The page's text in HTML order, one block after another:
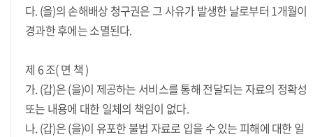
다. (을)의 손해배상 청구권은 그 사유가 발생한 날로부터 1개월이
경과한 후에는 소멸된다.
제 6 조( 면 책 )
가. (갑)은 (을)이 제공하는 서비스를 통해 전달되는 자료의 정확성
또는 내용에 대한 일체의 책임이 없다.
나. (갑)은 (을)이 유포한 불법 자료로 입을 수 있는 피해에 대한 일